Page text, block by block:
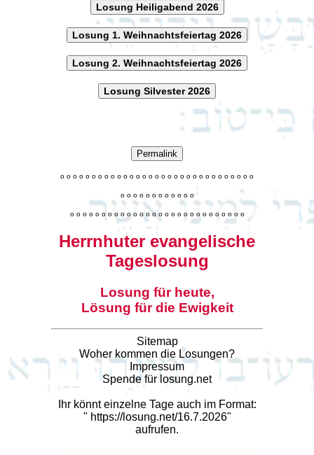
Losung Heiligabend 2026
Losung 1. Weihnachtsfeiertag 2026
Losung 2. Weihnachtsfeiertag 2026
Losung Silvester 2026
Permalink
o o o o o o o o o o o o o o o o o o o o o o o o o o o o o o o
o o o o o o o o o o o o
o o o o o o o o o o o o o o o o o o o o o o o o o o o o
Herrnhuter evangelische
Tageslosung
Losung für heute,
Lösung für die Ewigkeit
Sitemap
Woher kommen die Losungen?
Impressum
Spende für losung.net
Ihr könnt einzelne Tage auch im Format:
" https://losung.net/16.7.2026"
aufrufen.